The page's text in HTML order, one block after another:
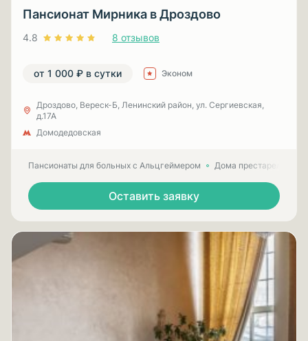
Пансионат Мирника в Дроздово
4.8 8 отзывов
от 1 000 ₽ в сутки Эконом
Дроздово, Вереск-Б, Ленинский район, ул. Сергиевская,
д.17А
Домодедовская
Пансионаты для больных с Альцгеймером Дома престарелых
Оставить заявку